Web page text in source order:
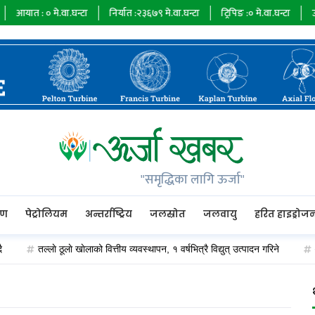
मे.वा.घन्टा निर्यात : २३६७९मे.वा.घन्टा ट्रिपिङ : मे.वा.घन्टा ऊर्जा माग :
"समृद्धिका लागि ऊर्जा"
पेट्रोलियम अन्तर्राष्ट्रिय जलस्रोत जलवायु हरित
तल्लाे ठूलाे खाेलाको वित्तीय व्यवस्थापन, १ वर्षभित्रै विद्युत् उत्पादन गरिने